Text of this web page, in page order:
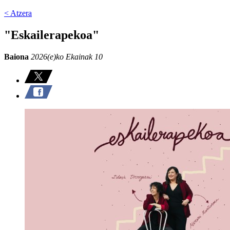
< Atzera
"Eskailerapekoa"
Baiona 2026(e)ko Ekainak 10